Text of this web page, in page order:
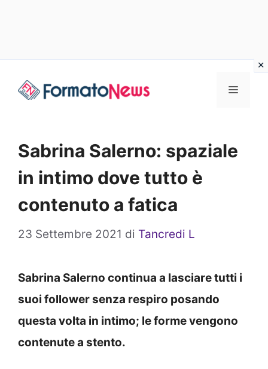
Menu
Sabrina Salerno: spaziale
in intimo dove tutto è
contenuto a fatica
23 Settembre 2021 di Tancredi L
Sabrina Salerno continua a lasciare tutti i
suoi follower senza respiro posando
questa volta in intimo; le forme vengono
contenute a stento.